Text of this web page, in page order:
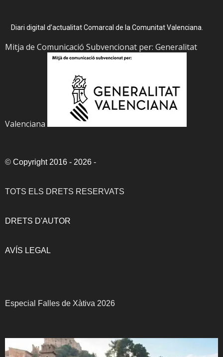
Diari digital d’actualitat Comarcal de la Comunitat Valenciana.
Mitja de Comunicació Subvencionat per: Generalitat
Valenciana
© Copyright 2016 - 2026 -
TOTS ELS DRETS RESERVATS
DRETS D'AUTOR
AVÍS LEGAL
Especial Falles de Xàtiva 2026